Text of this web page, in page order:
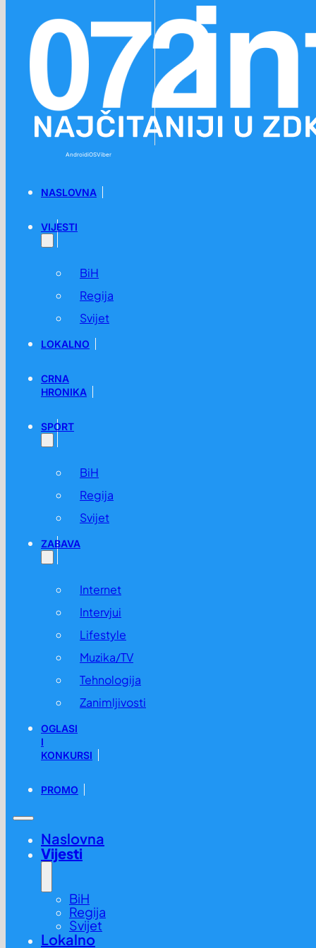
AndroidiOSViber
NASLOVNA
VIJESTI
BiH
Regija
Svijet
LOKALNO
CRNA
HRONIKA
SPORT
BiH
Regija
Svijet
ZABAVA
Internet
Intervjui
Lifestyle
Muzika/TV
Tehnologija
Zanimljivosti
OGLASI
I
KONKURSI
PROMO
Naslovna
Vijesti
BiH
Regija
Svijet
Lokalno